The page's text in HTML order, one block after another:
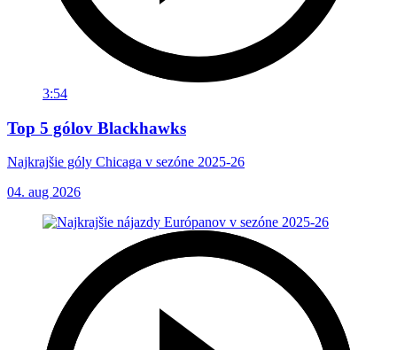
3:54
Top 5 gólov Blackhawks
Najkrajšie góly Chicaga v sezóne 2025-26
04. aug 2026